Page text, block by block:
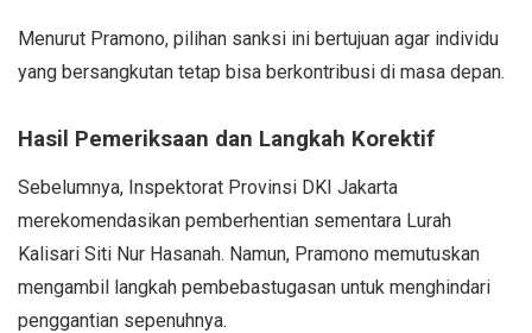
Menurut Pramono, pilihan sanksi ini bertujuan agar individu
yang bersangkutan tetap bisa berkontribusi di masa depan.
Hasil Pemeriksaan dan Langkah Korektif
Sebelumnya, Inspektorat Provinsi DKI Jakarta
merekomendasikan pemberhentian sementara Lurah
Kalisari Siti Nur Hasanah. Namun, Pramono memutuskan
mengambil langkah pembebastugasan untuk menghindari
penggantian sepenuhnya.